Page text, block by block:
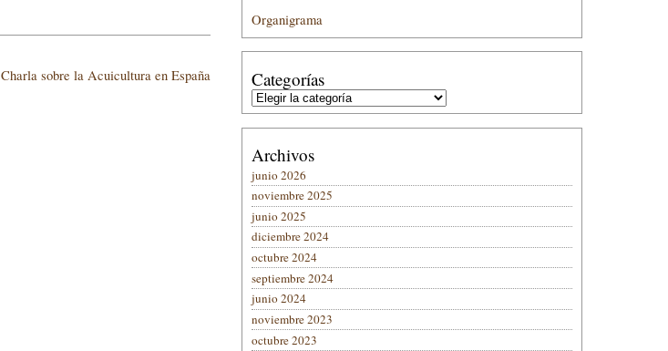
Charla sobre la Acuicultura en España
Organigrama
Categorías
Categorías
Archivos
junio 2026
noviembre 2025
junio 2025
diciembre 2024
octubre 2024
septiembre 2024
junio 2024
noviembre 2023
octubre 2023